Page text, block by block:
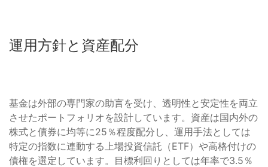
運用方針と資産配分
基金は外部の専門家の助言を受け、透明性と安定性を両立
させたポートフォリオを設計しています。資産は国内外の
株式と債券に均等に25％程度配分し、運用手法としては
特定の指数に連動する上場投資信託（ETF）や高格付けの
債権を選定しています。目標利回りとしては年率で3.5％